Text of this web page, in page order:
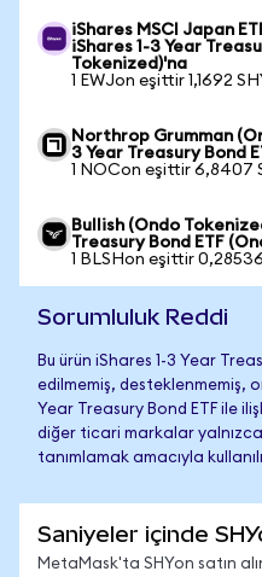
iShares MSCI Japan
iShares 1-3 Year
Tokenized)'na
1 EWJon eşittir 1,1692
Northrop Grumman
3 Year Treasury Bond
1 NOCon eşittir 6,8407
Bullish (Ondo
Treasury Bond ETF
1 BLSHon eşittir
Sorumluluk Reddi
Bu ürün iShares 1-3 Year
edilmemiş, desteklenmemiş,
Year Treasury Bond ETF ile
diğer ticari markalar
tanımlamak amacıyla
Saniyeler içinde
MetaMask'ta SHYon satın